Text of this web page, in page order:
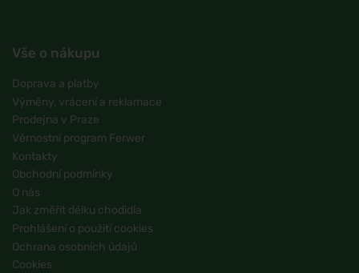
Vše o nákupu
Doprava a platby
Výměny, vrácení a reklamace
Prodejna v Praze
Věrnostní program Ferwer
Kontakty
Obchodní podmínky
O nás
Jak změřit délku chodidla
Prohlášení o použití cookies
Ochrana osobních údajů
Cookies